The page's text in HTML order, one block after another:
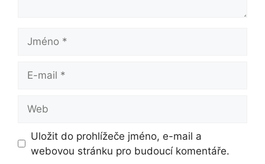
Jméno
mail
Uložit do prohlížeče jméno, e-mail a
webovou stránku pro budoucí komentáře.